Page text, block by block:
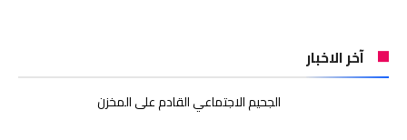
آخر الاخبار
الجحيم الاجتماعي القادم على المخزن